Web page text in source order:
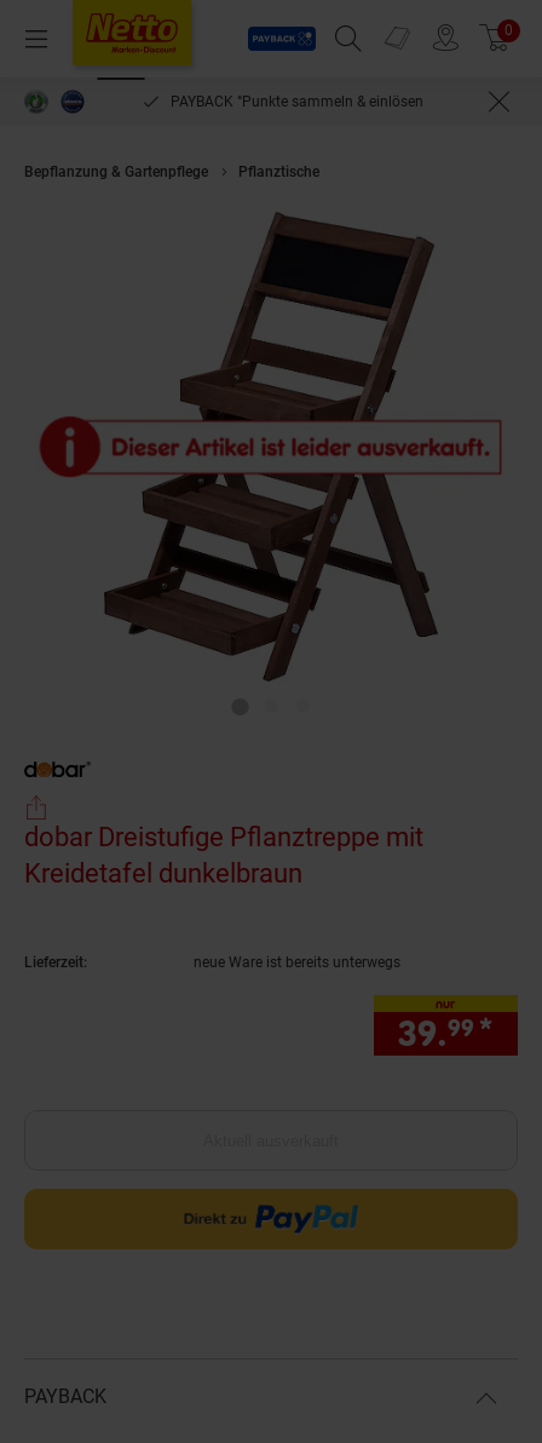
Menü
Payback
Suchfeld einblenden
Prospekte 0
PAYBACK °Punkte sammeln & einlösen
Bepflanzung & Gartenpflege Pflanztische
dobar Dreistufige Pflanztreppe mit
Kreidetafel dunkelbraun
Lieferzeit: neue Ware ist bereits unterwegs
nur
39.99 *
PAYBACK